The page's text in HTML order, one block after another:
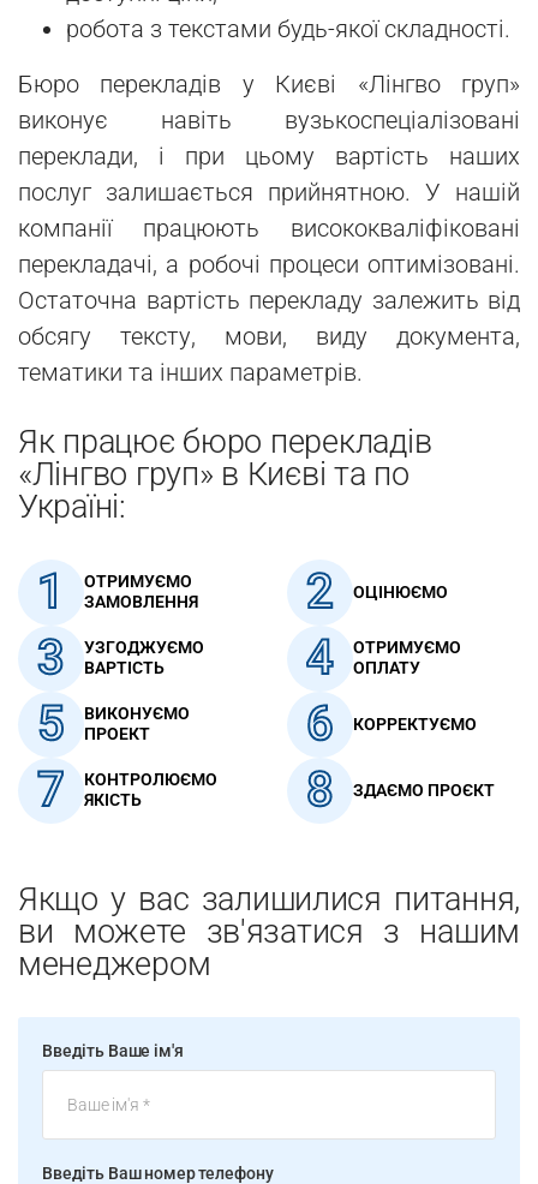
робота з текстами будь-якої складності.
Бюро перекладів у Києві «Лінгво груп»
виконує навіть вузькоспеціалізовані
переклади, і при цьому вартість наших
послуг залишається прийнятною. У нашій
компанії працюють висококваліфіковані
перекладачі, а робочі процеси оптимізовані.
Остаточна вартість перекладу залежить від
обсягу тексту, мови, виду документа,
тематики та інших параметрів.
Як працює бюро перекладів
«Лінгво груп» в Києві та по
Україні:
1
ОТРИМУЄМО
ЗАМОВЛЕННЯ
2 ОЦІНЮЄМО
3
УЗГОДЖУЄМО
ВАРТІСТЬ
4
ОТРИМУЄМО
ОПЛАТУ
5
ВИКОНУЄМО
ПРОЕКТ
6 КОРРЕКТУЄМО
7
КОНТРОЛЮЄМО
ЯКІСТЬ
8 ЗДАЄМО ПРОЄКТ
Якщо у вас залишилися питання,
ви можете зв'язатися з нашим
менеджером
Введіть Ваше ім'я
Введіть Ваш номер телефону